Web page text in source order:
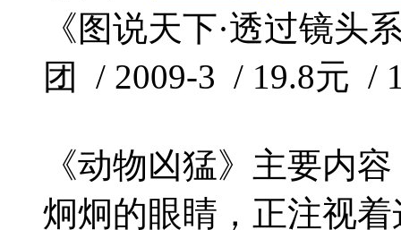
《图说天下·透过镜
团 / 2009-3 / 19.8元 /
《动物凶猛》主要内
炯炯的眼睛，正注视